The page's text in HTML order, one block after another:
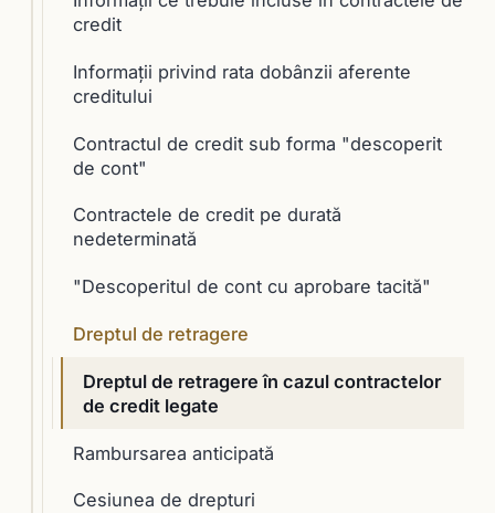
credit
Informaţii privind rata dobânzii aferente
creditului
Contractul de credit sub forma "descoperit
de cont"
Contractele de credit pe durată
nedeterminată
"Descoperitul de cont cu aprobare tacită"
Dreptul de retragere
Dreptul de retragere în cazul contractelor
de credit legate
Rambursarea anticipată
Cesiunea de drepturi